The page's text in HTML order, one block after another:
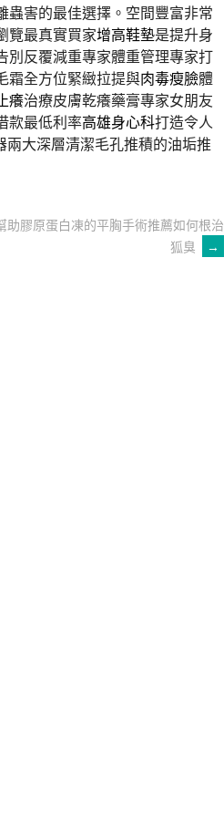
蟲害的最佳選擇。空間豐富非常
覽最真實買家增高鞋墊是提升身
別反覆減重專家體重管理專家打
霜全方位緊緻拉提與肉毒瘦臉體
癢治療皮膚乾癢藥膏專家女朋友
款最低利率高雄身心科打造令人
兩大深層清潔毛孔推積的油垢推
助膠原蛋白凍的平胸手術推薦如何根治
狐臭
→